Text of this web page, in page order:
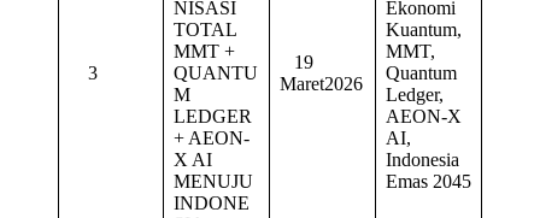
3
NISASI
TOTAL
MMT +
QUANTU
M
LEDGER
+ AEON-
X AI
MENUJU
INDONE
19
Maret2026
Ekonomi
Kuantum,
MMT,
Quantum
Ledger,
AEON-X
AI,
Indonesia
Emas 2045